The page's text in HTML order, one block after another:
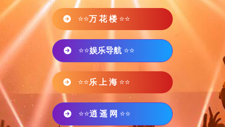
⭐⭐万 花 楼 ⭐⭐
⭐⭐娱乐导航 ⭐⭐
⭐⭐乐 上 海 ⭐⭐
⭐⭐逍 遥 网 ⭐⭐